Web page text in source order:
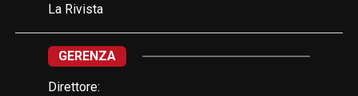
La Rivista
GERENZA
Direttore: